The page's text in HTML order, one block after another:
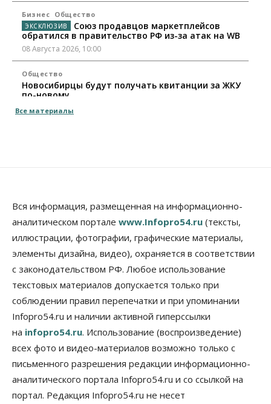
Бизнес Общество
Союз продавцов маркетплейсов
обратился в правительство РФ из-за атак на WB
08 Августа 2026, 10:00
Общество
Новосибирцы будут получать квитанции за ЖКУ
по-новому
08 Августа 2026, 09:00
В Новосибирске прошёл митинг
против нового закона о памятниках
07 Августа 2026, 18:00
Бизнес
В аэропорту Толмачёво завершены работы по
бетонированию рулежных дорожек
07 Августа 2026, 17:00
Бизнес Общество
Новосибирцы стали реже оформлять
дома по упрощенной схеме
07 Августа 2026, 16:00
Общество Право&Порядок
Роспотребнадзор изъял почти полторы тонны
мяса в Новосибирской области
Все материалы
Вся информация, размещенная на информационно-
аналитическом портале www.Infopro54.ru (тексты,
иллюстрации, фотографии, графические материалы,
элементы дизайна, видео), охраняется в соответствии
с законодательством РФ. Любое использование
текстовых материалов допускается только при
соблюдении правил перепечатки и при упоминании
Infopro54.ru и наличии активной гиперссылки
на infopro54.ru. Использование (воспроизведение)
всех фото и видео-материалов возможно только с
письменного разрешения редакции информационно-
аналитического портала Infopro54.ru и со ссылкой на
портал. Редакция Infopro54.ru не несет